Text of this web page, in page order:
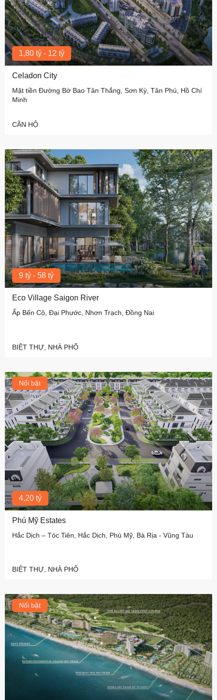
1,80 tỷ - 12 tỷ
Celadon City
Mặt tiền Đường Bờ Bao Tân Thắng, Sơn Kỳ, Tân Phú, Hồ Chí
Minh
CĂN HỘ
9 tỷ - 58 tỷ
Eco Village Saigon River
Ấp Bến Cộ, Đại Phước, Nhơn Trạch, Đồng Nai
BIỆT THỰ, NHÀ PHỐ
Nổi bật
4,20 tỷ
Phú Mỹ Estates
Hắc Dịch – Tóc Tiên, Hắc Dịch, Phú Mỹ, Bà Rịa - Vũng Tàu
BIỆT THỰ, NHÀ PHỐ
Nổi bật